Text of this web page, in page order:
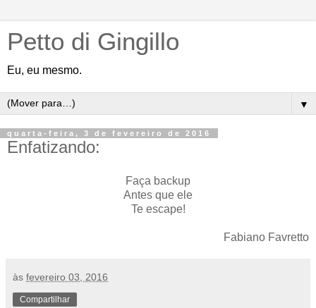
Petto di Gingillo
Eu, eu mesmo.
▼
quarta-feira, 3 de fevereiro de 2016
Enfatizando:
Faça backup
Antes que ele
Te escape!
Fabiano Favretto
às fevereiro 03, 2016
Compartilhar